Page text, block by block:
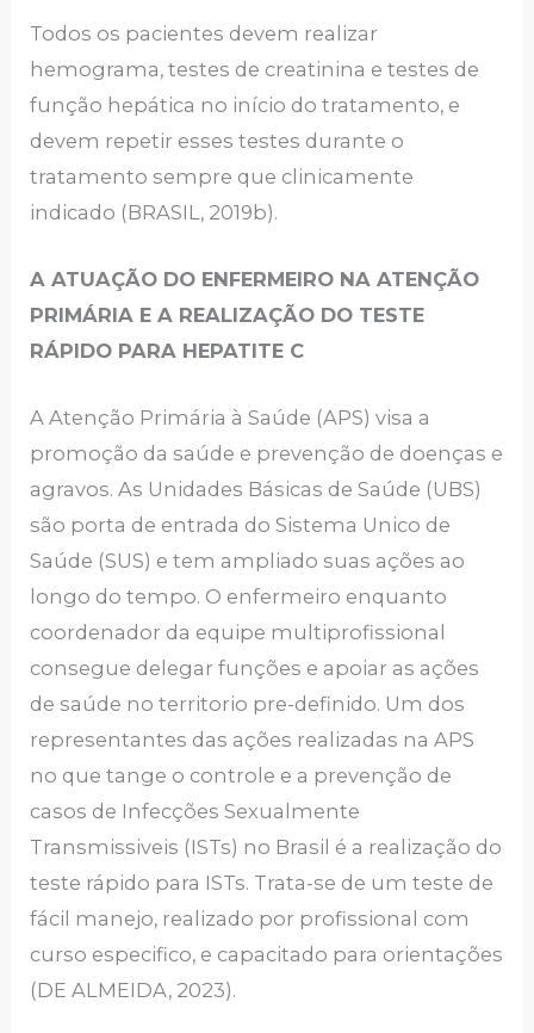
Todos os pacientes devem realizar
hemograma, testes de creatinina e testes de
função hepática no início do tratamento, e
devem repetir esses testes durante o
tratamento sempre que clinicamente
indicado (BRASIL, 2019b).
A ATUAÇÃO DO ENFERMEIRO NA ATENÇÃO
PRIMÁRIA E A REALIZAÇÃO DO TESTE
RÁPIDO PARA HEPATITE C
A Atenção Primária à Saúde (APS) visa a
promoção da saúde e prevenção de doenças e
agravos. As Unidades Básicas de Saúde (UBS)
são porta de entrada do Sistema Unico de
Saúde (SUS) e tem ampliado suas ações ao
longo do tempo. O enfermeiro enquanto
coordenador da equipe multiprofissional
consegue delegar funções e apoiar as ações
de saúde no territorio pre-definido. Um dos
representantes das ações realizadas na APS
no que tange o controle e a prevenção de
casos de Infecções Sexualmente
Transmissiveis (ISTs) no Brasil é a realização do
teste rápido para ISTs. Trata-se de um teste de
fácil manejo, realizado por profissional com
curso especifico, e capacitado para orientações
(DE ALMEIDA, 2023).